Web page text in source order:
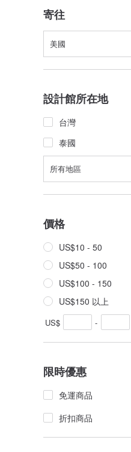
寄往
美國
設計館所在地
台灣
泰國
所有地區
價格
US$10 - 50
US$50 - 100
US$100 - 150
US$150 以上
US$ -
限時優惠
免運商品
折扣商品